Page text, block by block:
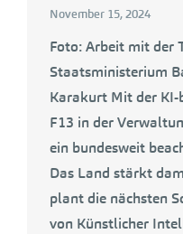
November 15, 2024
Foto: Arbeit mit der
Staatsministerium
Karakurt Mit der KI-
F13 in der
ein bundesweit
Das Land stärkt
plant die nächsten
von Künstlicher